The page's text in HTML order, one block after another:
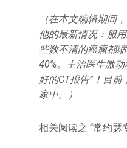
（在本文编辑期间
他的最新情况：服
些数不清的癌瘤都
40%。主治医生激
好的CT报告”！目
家中。）
相关阅读之 “常约瑟